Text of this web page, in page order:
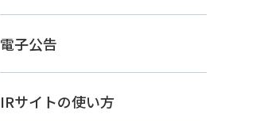
電子公告
IRサイトの使い方